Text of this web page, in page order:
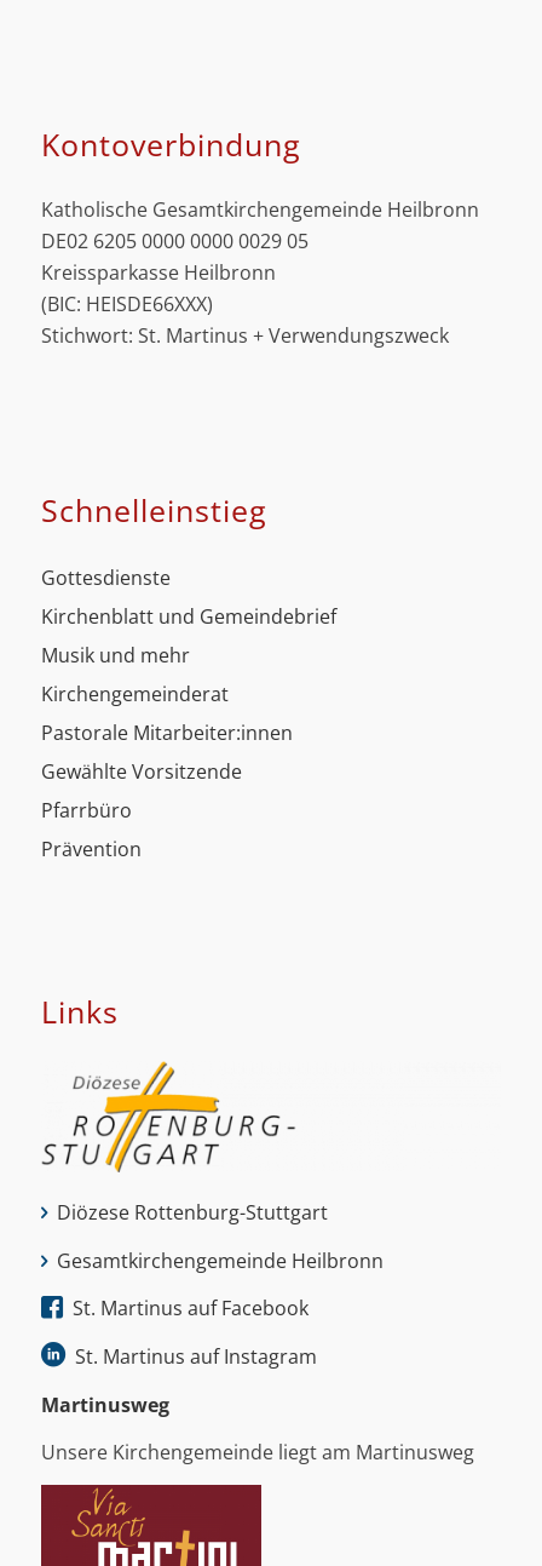
Kontoverbindung
Katholische Gesamtkirchengemeinde Heilbronn
DE02 6205 0000 0000 0029 05
Kreissparkasse Heilbronn
(BIC: HEISDE66XXX)
Stichwort: St. Martinus + Verwendungszweck
Schnell­einstieg
Gottesdienste
Kirchenblatt und Gemeindebrief
Musik und mehr
Kirchengemeinderat
Pastorale Mitarbeiter:innen
Gewählte Vorsitzende
Pfarrbüro
Prävention
Links
Diözese Rottenburg-Stuttgart
Gesamtkirchengemeinde Heilbronn
St. Martinus auf Facebook
St. Martinus auf Instagram
Martinus­weg
Unsere Kirchengemeinde liegt am Martinusweg